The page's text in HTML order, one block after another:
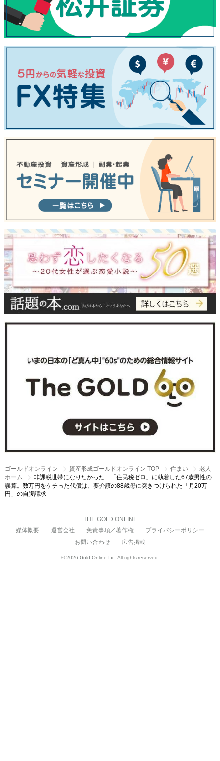
ゴールドオンライン 資産形成ゴールドオンライン TOP 住まい
老人
ホーム
非課税世帯になりたかった…「住民税ゼロ」に執着した67歳男性の
誤算。数万円をケチった代償は、要介護の88歳母に突きつけられた「月20万
円」の自腹請求
THE GOLD ONLINE
媒体概要
運営会社 免責事項／著作権
プライバシーポリシー
お問い合わせ
広告掲載
© 2026 Gold Online Inc. All rights reserved.